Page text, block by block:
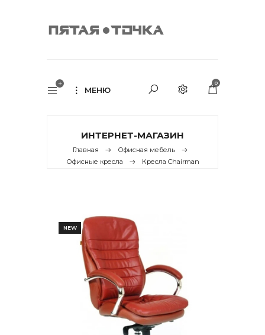
МЕНЮ
0
ИНТЕРНЕТ-МАГАЗИН
Главная
Офисная мебель
Офисные кресла
Кресла Chairman
NEW